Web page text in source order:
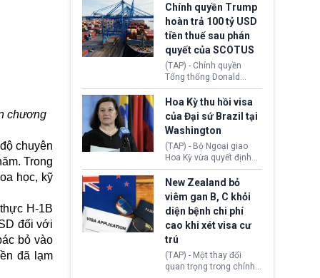
chương
chuyên
Trong
học, kỹ
H-1B
đối với
bỏ vào
đã lạm
toàn y tế.
tăng lãi suất nếu lạm
phát ở Hoa Kỳ không tiếp
tục giảm trong thời gian
tới.
Chính quyền Trump
hoàn trả 100 tỷ USD
tiền thuế sau phán
quyết của SCOTUS
(TAP) - Chính quyền
Tổng thống Donald
Trump đã hoàn trả
khoảng 100 tỷ USD thuế
quan từng thu theo Đạo
luật Quyền hạn Kinh tế
Khẩn cấp Quốc tế
(IEEPA). Động thái này
diễn ra sau phán quyết
hồi tháng 2 bởi Tòa án
Tối cao Hoa Kỳ
(SCOTUS) khi tuyên bố,
việc áp thuế diện rộng là
hoàn toàn bất hợp pháp.
Hoa Kỳ thu hồi visa
của Đại sứ Brazil tại
Washington
(TAP) - Bộ Ngoại giao
Hoa Kỳ vừa quyết định
thu hồi thị thực (visa)
của bà Maria Luiza
Ribeiro Viotti - Đại sứ
Brazil tại Washington.
Động thái trên diễn ra
trong bối cảnh tranh
chấp ngoại giao giữa
chính quyền Tổng thống
Donald Trump và chính
phủ cánh tả Tổng thống
New Zealand bỏ
viêm gan B, C khỏi
diện bệnh chi phí
cao khi xét visa cư
trú
(TAP) - Một thay đổi
quan trọng trong chính